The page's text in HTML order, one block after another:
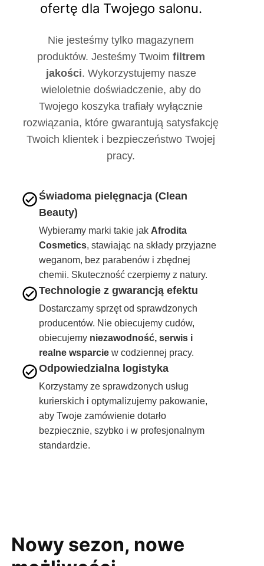
ofertę dla Twojego salonu.
Nie jesteśmy tylko magazynem
produktów. Jesteśmy Twoim filtrem
jakości. Wykorzystujemy nasze
wieloletnie doświadczenie, aby do
Twojego koszyka trafiały wyłącznie
rozwiązania, które gwarantują satysfakcję
Twoich klientek i bezpieczeństwo Twojej
pracy.
Świadoma pielęgnacja (Clean
Beauty)
Wybieramy marki takie jak Afrodita
Cosmetics, stawiając na składy przyjazne
weganom, bez parabenów i zbędnej
chemii. Skuteczność czerpiemy z natury.
Technologie z gwarancją efektu
Dostarczamy sprzęt od sprawdzonych
producentów. Nie obiecujemy cudów,
obiecujemy niezawodność, serwis i
realne wsparcie w codziennej pracy.
Odpowiedzialna logistyka
Korzystamy ze sprawdzonych usług
kurierskich i optymalizujemy pakowanie,
aby Twoje zamówienie dotarło
bezpiecznie, szybko i w profesjonalnym
standardzie.
Nowy sezon, nowe